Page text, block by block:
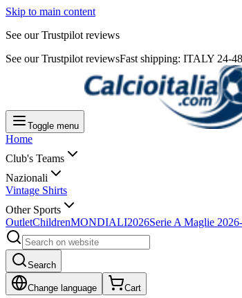
Skip to main content
See our Trustpilot reviews
See our Trustpilot reviewsFast shipping: ITALY 24-
Toggle menu
Home
Club's Teams
Nazionali
Vintage Shirts
Other Sports
OutletChildrenMONDIALI2026Serie A Maglie
Search
Change language Cart